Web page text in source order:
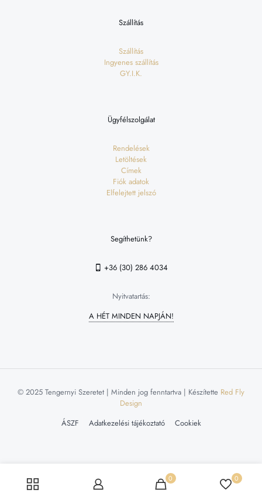
Szállítás
Szállítás
Ingyenes szállítás
GY.I.K.
Ügyfélszolgálat
Rendelések
Letöltések
Címek
Fiók adatok
Elfelejtett jelszó
Segíthetünk?
+36 (30) 286 4034
Nyitvatartás:
A HÉT MINDEN NAPJÁN!
© 2025 Tengernyi Szeretet | Minden jog fenntartva | Készítette Red Fly
Design
ÁSZF
Adatkezelési tájékoztató Cookiek
0 0